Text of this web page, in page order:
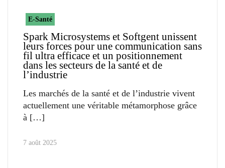
E-Santé
Spark Microsystems et Softgent unissent
leurs forces pour une communication sans
fil ultra efficace et un positionnement
dans les secteurs de la santé et de
l’industrie
Les marchés de la santé et de l’industrie vivent
actuellement une véritable métamorphose grâce
à
7 août 2025